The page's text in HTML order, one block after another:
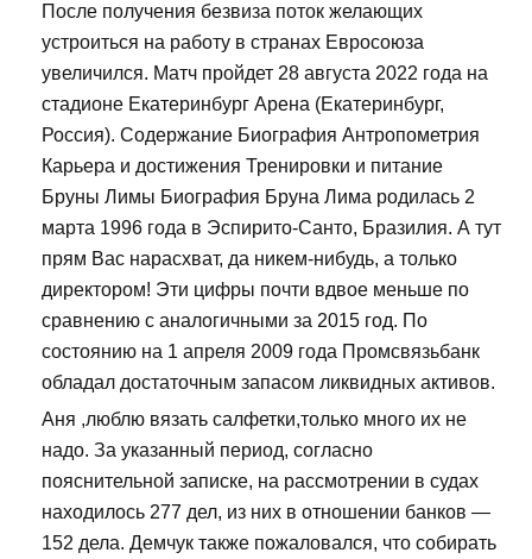
После получения безвиза поток желающих
устроиться на работу в странах Евросоюза
увеличился. Матч пройдет 28 августа 2022 года на
стадионе Екатеринбург Арена (Екатеринбург,
Россия). Содержание Биография Антропометрия
Карьера и достижения Тренировки и питание
Бруны Лимы Биография Бруна Лима родилась 2
марта 1996 года в Эспирито-Санто, Бразилия. А тут
прям Вас нарасхват, да никем-нибудь, а только
директором! Эти цифры почти вдвое меньше по
сравнению с аналогичными за 2015 год. По
состоянию на 1 апреля 2009 года Промсвязьбанк
обладал достаточным запасом ликвидных активов.
Аня ,люблю вязать салфетки,только много их не
надо. За указанный период, согласно
пояснительной записке, на рассмотрении в судах
находилось 277 дел, из них в отношении банков —
152 дела. Демчук также пожаловался, что собирать